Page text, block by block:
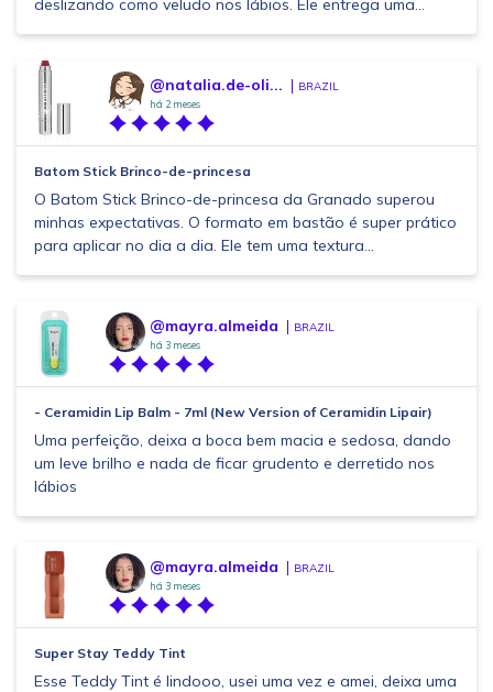
deslizando como veludo nos lábios. Ele entrega uma...
@natalia.de-oli... BRAZIL
há 2 meses
Batom Stick Brinco-de-princesa
O Batom Stick Brinco-de-princesa da Granado superou
minhas expectativas. O formato em bastão é super prático
para aplicar no dia a dia. Ele tem uma textura...
@mayra.almeida BRAZIL
há 3 meses
- Ceramidin Lip Balm - 7ml (New Version of Ceramidin Lipair)
Uma perfeição, deixa a boca bem macia e sedosa, dando
um leve brilho e nada de ficar grudento e derretido nos
lábios
@mayra.almeida BRAZIL
há 3 meses
Super Stay Teddy Tint
Esse Teddy Tint é lindooo, usei uma vez e amei, deixa uma